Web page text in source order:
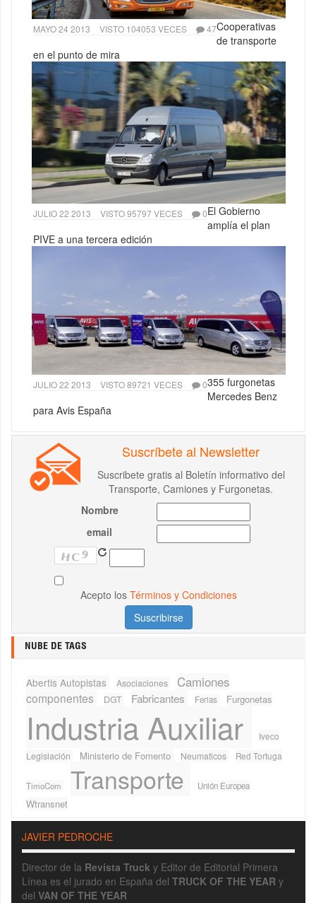
MAYO 24 2013 VISTO 104053 VECES 47Cooperativas
de transporte
en el punto de mira
JULIO 22 2013 VISTO 95797 VECES 0El Gobierno
amplía el plan
PIVE a una tercera edición
JULIO 22 2013 VISTO 89721 VECES 0355 furgonetas
Mercedes Benz
para Avis España
Suscríbete al Newsletter
Suscribete gratis al Boletín informativo del
Transporte, Camiones y Furgonetas.
Nombre
email
Acepto los Términos y Condiciones
NUBE DE TAGS
Abertis Autopistas Asociaciones Camiones
componentes DGT Fabricantes Ferias Furgonetas
Industria Auxiliar
Iveco
Legislación
Ministerio de Fomento Neumaticos Red Tortuga
TimoCom Transporte Unión Europea
Wtransnet
JAVIER PEDROCHE
Director de la Revista Truck y Editor de Editorial Primera
Línea es el jurado en España del TRUCK OF THE YEAR y
del VAN OF THE YEAR